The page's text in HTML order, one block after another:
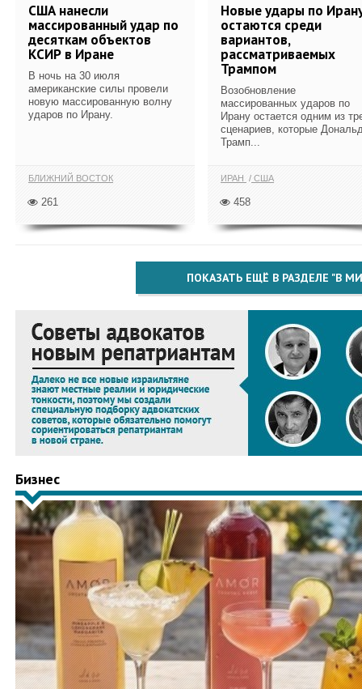
США нанесли
массированный удар по
десяткам объектов
КСИР в Иране
В ночь на 30 июля
американские силы провели
новую массированную волну
ударов по Ирану.
БЛИЖНИЙ ВОСТОК
261
Новые удары по
остаются среди
вариантов,
рассматриваемых
Трампом
Возобновление
массированных ударов по
Ирану остается одним из
сценариев, которые
Трамп...
ИРАН США
458
ПОКАЗАТЬ ЕЩЁ В РАЗДЕЛЕ "В
Бизнес